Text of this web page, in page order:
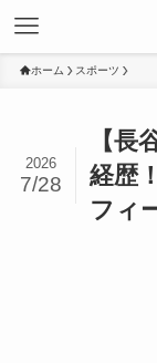
ホーム スポーツ
【長
経歴
フィ
2026
7/28